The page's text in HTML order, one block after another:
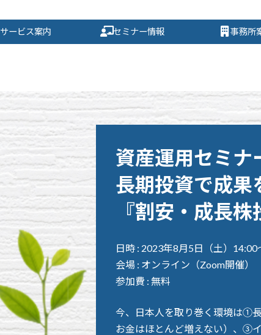
サービス案内 セミナー情報 事務所
資産運用セミナ
長期投資で成果
『割安・成長
日時 : 2023年8月5日（土）14:00
会場 : オンライン（Zoom開催）
参加費 : 無料
今、日本人を取り巻く環境は①
お金はほとんど増えない）、③